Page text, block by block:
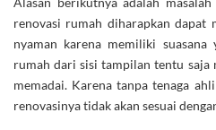
renovasi rumah diharapkan dapat
nyaman karena memiliki suasana
rumah dari sisi tampilan tentu saja
memadai. Karena tanpa tenaga
renovasinya tidak akan sesuai